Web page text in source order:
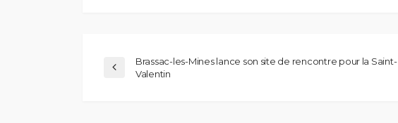
Brassac-les-Mines lance son site de rencontre pour la Saint-
Valentin